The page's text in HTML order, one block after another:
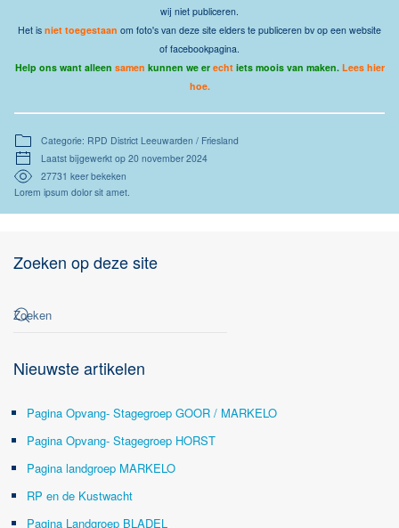
wij niet publiceren.
Het is niet toegestaan om foto's van deze site elders te publiceren bv op een website
of facebookpagina.
Help ons want alleen samen kunnen we er echtiets moois van maken. Lees hier
hoe.
Categorie: RPD District Leeuwarden / Friesland
Laatst bijgewerkt op 20 november 2024
27731 keer bekeken
Lorem ipsum dolor sit amet.
Zoeken op deze site
Nieuwste artikelen
Pagina Opvang- Stagegroep GOOR / MARKELO
Pagina Opvang- Stagegroep HORST
Pagina landgroep MARKELO
RP en de Kustwacht
Pagina Landgroep BLADEL